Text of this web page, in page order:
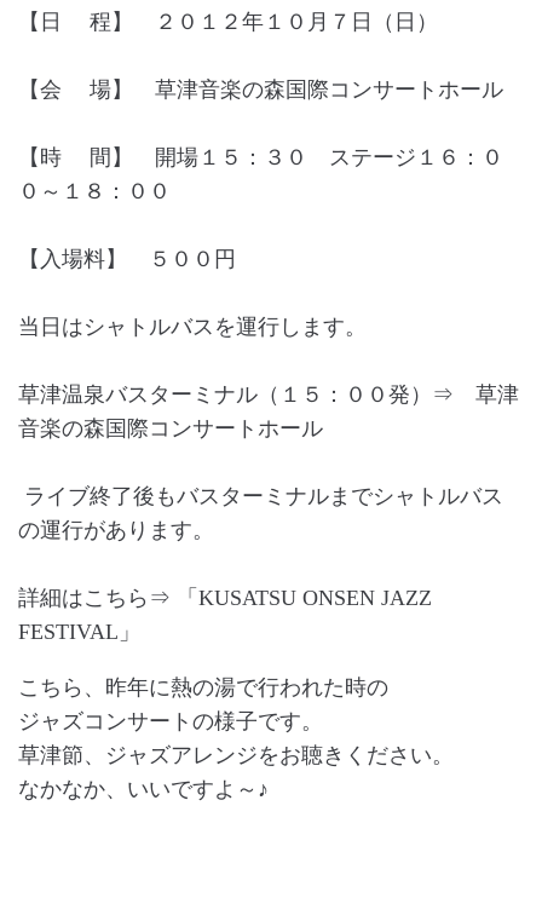
【日 程】 ２０１２年１０月７日（日）
【会 場】 草津音楽の森国際コンサートホール
【時 間】 開場１５：３０ ステージ１６：０
０～１８：００
【入場料】 ５００円
当日はシャトルバスを運行します。
草津温泉バスターミナル（１５：００発）⇒ 草津
音楽の森国際コンサートホール
ライブ終了後もバスターミナルまでシャトルバス
の運行があります。
詳細はこちら⇒ 「KUSATSU ONSEN JAZZ
FESTIVAL」
こちら、昨年に熱の湯で行われた時の
ジャズコンサートの様子です。
草津節、ジャズアレンジをお聴きください。
なかなか、いいですよ～♪